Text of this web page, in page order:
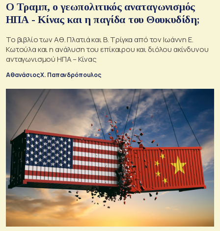
Ο Τραμπ, ο γεωπολιτικός αναταγωνισμός
ΗΠΑ - Κίνας και η παγίδα του Θουκυδίδη;
Το βιβλίο των Αθ. Πλατιά και Β. Τρίγκα από τον Ιωάννη Ε.
Κωτούλα και η ανάλυση του επίκαιρου και διόλου ακίνδυνου
ανταγωνισμού ΗΠΑ – Κίνας
Αθανάσιος Χ. Παπανδρόπουλος